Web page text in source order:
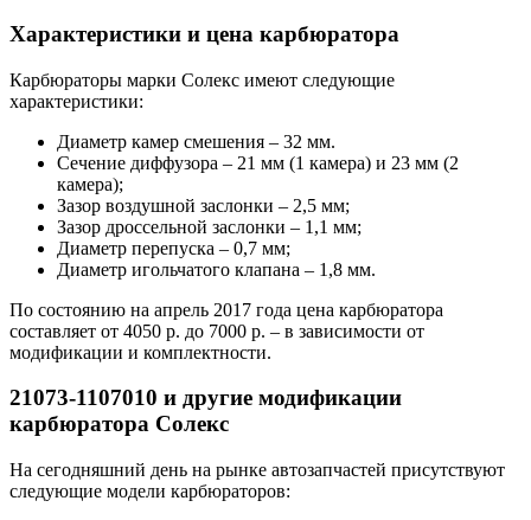
Характеристики и цена карбюратора
Карбюраторы марки Солекс имеют следующие
характеристики:
Диаметр камер смешения – 32 мм.
Сечение диффузора – 21 мм (1 камера) и 23 мм (2
камера);
Зазор воздушной заслонки – 2,5 мм;
Зазор дроссельной заслонки – 1,1 мм;
Диаметр перепуска – 0,7 мм;
Диаметр игольчатого клапана – 1,8 мм.
По состоянию на апрель 2017 года цена карбюратора
составляет от 4050 р. до 7000 р. – в зависимости от
модификации и комплектности.
21073-1107010 и другие модификации
карбюратора Солекс
На сегодняшний день на рынке автозапчастей присутствуют
следующие модели карбюраторов: